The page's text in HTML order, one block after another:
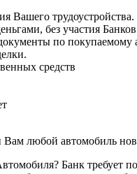
Вашего трудоустройства.
без участия
по покупаемому
средств
любой автомобиль
Банк требует